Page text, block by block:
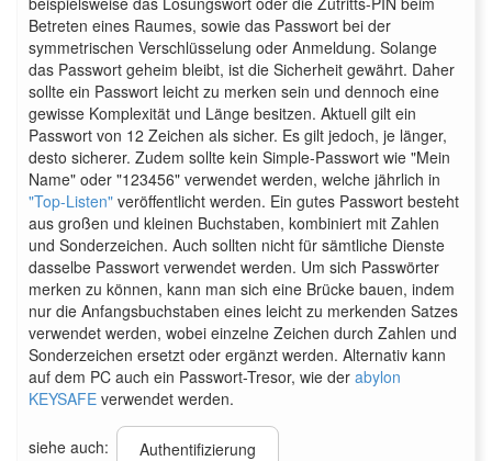
Betreten eines Raumes, sowie das Passwort bei der
symmetrischen Verschlüsselung oder Anmeldung. Solange
das Passwort geheim bleibt, ist die Sicherheit gewährt. Daher
sollte ein Passwort leicht zu merken sein und dennoch eine
gewisse Komplexität und Länge besitzen. Aktuell gilt ein
Passwort von 12 Zeichen als sicher. Es gilt jedoch, je länger,
desto sicherer. Zudem sollte kein Simple-Passwort wie "Mein
Name" oder "123456" verwendet werden, welche jährlich in
"Top-Listen" veröffentlicht werden. Ein gutes Passwort besteht
aus großen und kleinen Buchstaben, kombiniert mit Zahlen
und Sonderzeichen. Auch sollten nicht für sämtliche Dienste
dasselbe Passwort verwendet werden. Um sich Passwörter
merken zu können, kann man sich eine Brücke bauen, indem
nur die Anfangsbuchstaben eines leicht zu merkenden Satzes
verwendet werden, wobei einzelne Zeichen durch Zahlen und
Sonderzeichen ersetzt oder ergänzt werden. Alternativ kann
auf dem PC auch ein Passwort-Tresor, wie der abylon
KEYSAFE verwendet werden.
siehe auch: Authentifizierung